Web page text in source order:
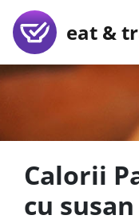
eat &
Calorii
cu